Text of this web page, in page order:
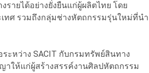
ายได้อย่างยั่งยืนแก่ผู้ผลิตไทย โดย
ทศ รวมถึงกลุ่มช่างหัตถกรรมรุ่นใหม่ที่นำ
ะหว่าง SACIT กับกรมทรัพย์สินทาง
ให้แก่ผู้สร้างสรรค์งานศิลปหัตถกรรม